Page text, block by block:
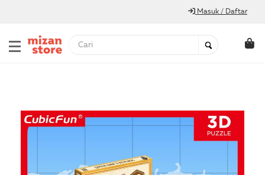
Masuk / Daftar